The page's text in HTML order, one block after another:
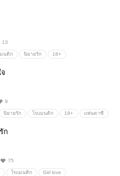
13
นติก นิยายรัก 18+
9
นิยายรัก โรแมนติก 18+ แฟนตาซี
ก
75
โรแมนติก Girl love